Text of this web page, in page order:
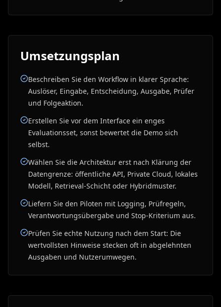
Umsetzungsplan
Beschreiben Sie den Workflow in klarer Sprache:
Auslöser, Eingabe, Entscheidung, Ausgabe, Prüfer
und Folgeaktion.
Erstellen Sie vor dem Interface ein enges
Evaluationsset, sonst bewertet die Demo sich
selbst.
Wählen Sie die Architektur erst nach Klärung der
Datengrenze: öffentliche API, Private Cloud, lokales
Modell, Retrieval-Schicht oder Hybridmuster.
Liefern Sie den Piloten mit Logging, Prüfregeln,
Verantwortungsübergabe und Stop-Kriterium aus.
Prüfen Sie echte Nutzung nach dem Start: Die
wertvollsten Hinweise stecken oft in abgelehnten
Ausgaben und Nutzerumwegen.